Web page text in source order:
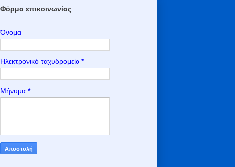
Φόρμα επικοινωνίας
Όνομα
Ηλεκτρονικό ταχυδρομείο *
Μήνυμα *